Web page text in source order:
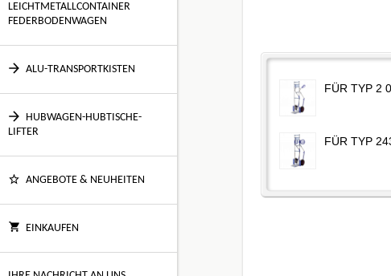
LEICHTMETALLCONTAINER
FEDERBODENWAGEN
ALU-TRANSPORTKISTEN
HUBWAGEN-HUBTISCHE-
LIFTER
ANGEBOTE & NEUHEITEN
EINKAUFEN
FÜR TYP 2
FÜR TYP